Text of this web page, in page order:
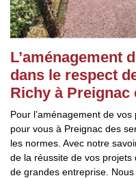
L’aménagement
dans le respect
Richy à Preignac
Pour l’aménagement de
pour vous à Preignac des
les normes. Avec notre
de la réussite de vos
de grandes entreprise.